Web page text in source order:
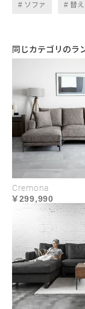
レーンな
染みやすい
なりにく
ます。
ソファ 替
同じカテゴリのラ
Cremona
299,990